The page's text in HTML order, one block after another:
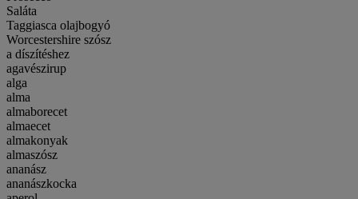
Saláta
Taggiasca olajbogyó
Worcestershire szósz
a díszítéshez
agavészirup
alga
alma
almaborecet
almaecet
almakonyak
almaszósz
ananász
ananászkocka